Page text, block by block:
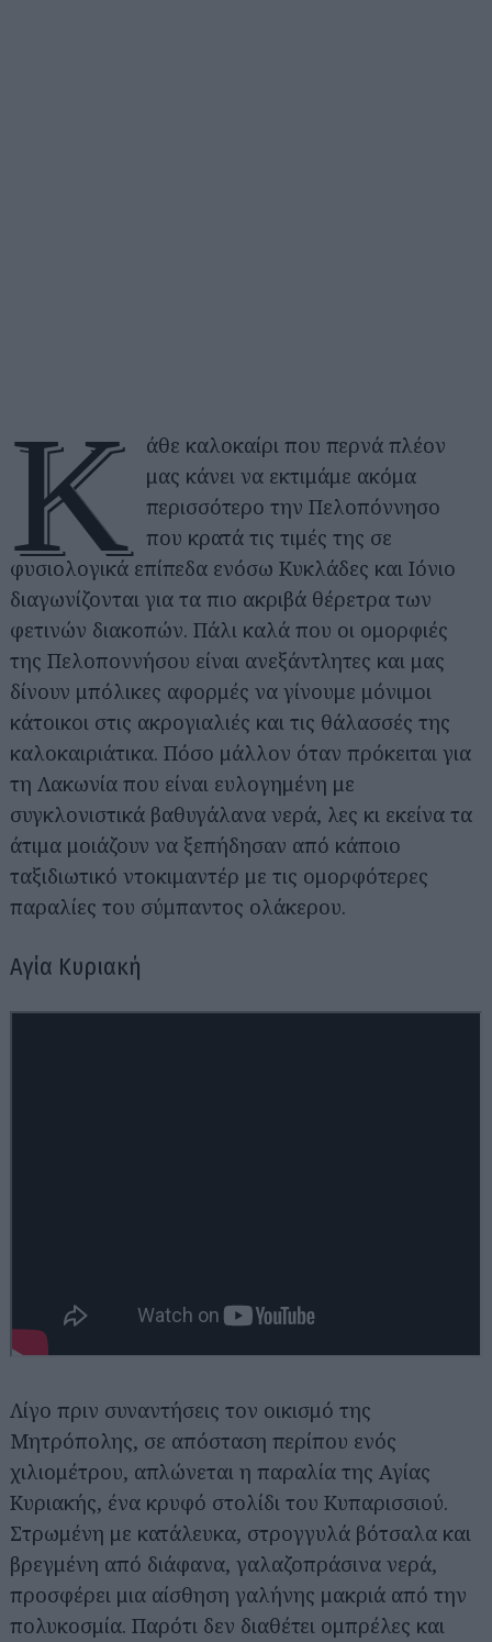
Κ
άθε καλοκαίρι που περνά πλέον
μας κάνει να εκτιμάμε ακόμα
περισσότερο την Πελοπόννησο
που κρατά τις τιμές της σε
φυσιολογικά επίπεδα ενόσω Κυκλάδες και Ιόνιο
διαγωνίζονται για τα πιο ακριβά θέρετρα των
φετινών διακοπών. Πάλι καλά που οι ομορφιές
της Πελοποννήσου είναι ανεξάντλητες και μας
δίνουν μπόλικες αφορμές να γίνουμε μόνιμοι
κάτοικοι στις ακρογιαλιές και τις θάλασσές της
καλοκαιριάτικα. Πόσο μάλλον όταν πρόκειται για
τη Λακωνία που είναι ευλογημένη με
συγκλονιστικά βαθυγάλανα νερά, λες κι εκείνα τα
άτιμα μοιάζουν να ξεπήδησαν από κάποιο
ταξιδιωτικό ντοκιμαντέρ με τις ομορφότερες
παραλίες του σύμπαντος ολάκερου.
Αγία Κυριακή
Λίγο πριν συναντήσεις τον οικισμό της
Μητρόπολης, σε απόσταση περίπου ενός
χιλιομέτρου, απλώνεται η παραλία της Αγίας
Κυριακής, ένα κρυφό στολίδι του Κυπαρισσιού.
Στρωμένη με κατάλευκα, στρογγυλά βότσαλα και
βρεγμένη από διάφανα, γαλαζοπράσινα νερά,
προσφέρει μια αίσθηση γαλήνης μακριά από την
πολυκοσμία. Παρότι δεν διαθέτει ομπρέλες και